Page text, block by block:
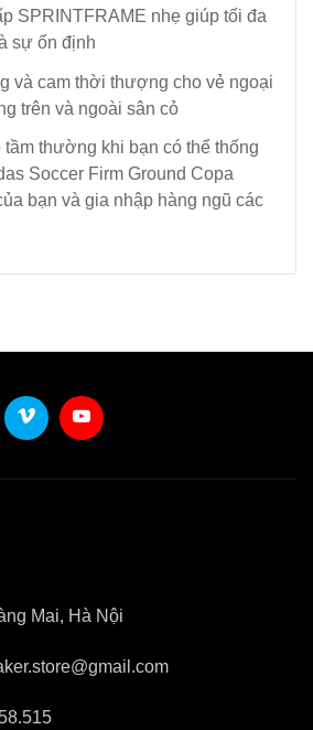
SPRINTFRAME nhẹ giúp tối đa
sự ổn định
và cam thời thượng cho vẻ ngoại
trên và ngoài sân cỏ
thường khi bạn có thể thống
Soccer Firm Ground Copa
bạn và gia nhập hàng ngũ các
Mai, Hà Nội